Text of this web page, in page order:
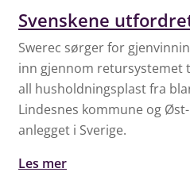
Svenskene
Swerec sørger for
inn gjennom retursystemet
all husholdningsplast fra
Lindesnes kommune og
anlegget i Sverige.
Les mer